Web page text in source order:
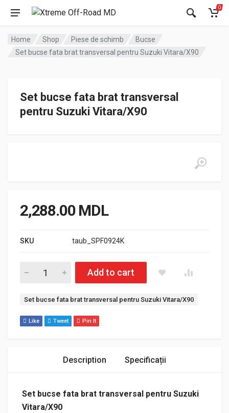
0
Home Shop Piese de schimb
Bucse
Set bucse fata brat transversal pentru Suzuki Vitara/X90
Set bucse fata brat transversal
pentru Suzuki Vitara/X90
2,288.00 MDL
SKU taub_SPF0924K
Cantitate Set bucse fata brat transversal pentru Suzuki
Add to cart
Etichetă:
Set bucse fata brat transversal pentru Suzuki Vitara/X90
Like Tweet Pin It
Description Specificații
Set bucse fata brat transversal pentru Suzuki
Vitara/X90